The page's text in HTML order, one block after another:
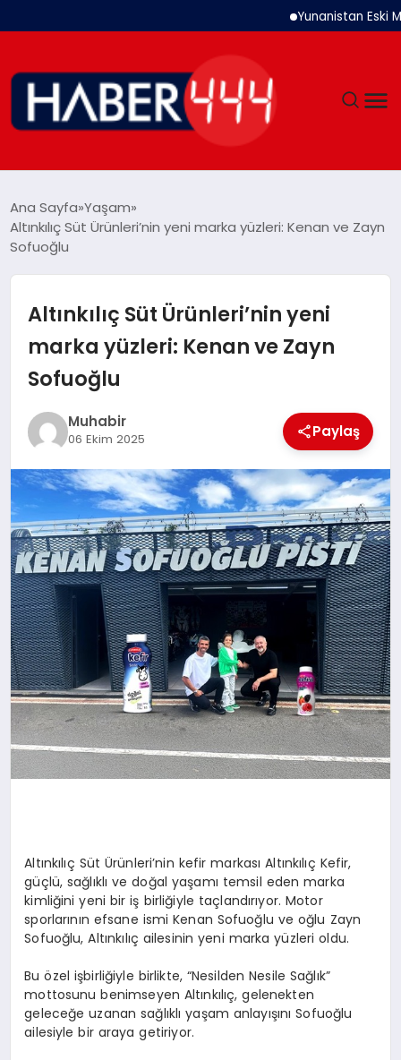
Yunanistan Eski
SIYASET
SPOR
TEKNOLOJI
MAGAZIN
EGITIM
YAŞAM
Ana Sayfa Yaşam
Altınkılıç Süt Ürünleri’nin yeni marka yüzleri: Kenan ve Zayn
Sofuoğlu
Altınkılıç Süt Ürünleri’nin yeni
marka yüzleri: Kenan ve Zayn
Sofuoğlu
Muhabir
06 Ekim 2025 Paylaş
Altınkılıç Süt Ürünleri’nin kefir markası Altınkılıç Kefir,
güçlü, sağlıklı ve doğal yaşamı temsil eden marka
kimliğini yeni bir iş birliğiyle taçlandırıyor. Motor
sporlarının efsane ismi Kenan Sofuoğlu ve oğlu Zayn
Sofuoğlu, Altınkılıç ailesinin yeni marka yüzleri oldu.
Bu özel işbirliğiyle birlikte, “Nesilden Nesile Sağlık”
mottosunu benimseyen Altınkılıç, gelenekten
geleceğe uzanan sağlıklı yaşam anlayışını Sofuoğlu
ailesiyle bir araya getiriyor.